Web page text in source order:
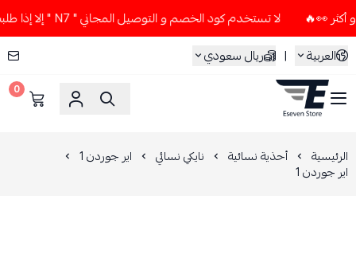
لا تستخدم كود الخصم و التوصيل المجاني " N7 " إلا إذا طلبت قطعتين أو أكثر 👀🔥
العربية
| ريال سعودي
ESEVEN STORE
0
الرئيسية أحذية نسائية نايكي نسائي اير جوردن 1
اير جوردن 1